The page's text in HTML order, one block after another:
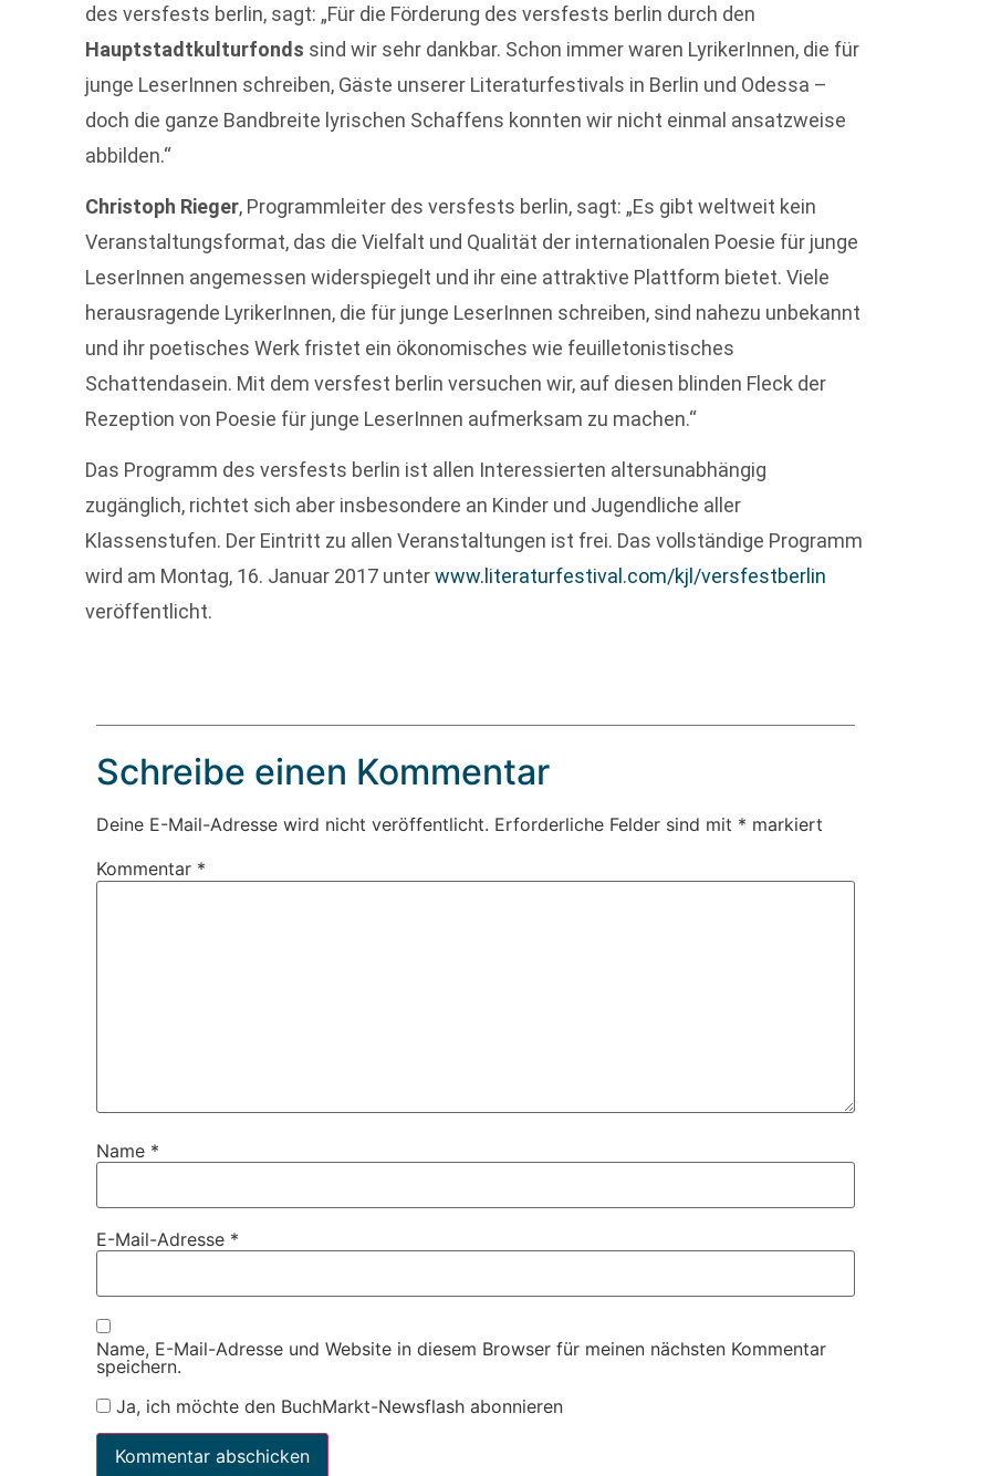
des versfests berlin, sagt: „Für die Förderung des versfests berlin durch den
Hauptstadtkulturfonds sind wir sehr dankbar. Schon immer waren LyrikerInnen, die für
junge LeserInnen schreiben, Gäste unserer Literaturfestivals in Berlin und Odessa –
doch die ganze Bandbreite lyrischen Schaffens konnten wir nicht einmal ansatzweise
abbilden.“
Christoph Rieger, Programmleiter des versfests berlin, sagt: „Es gibt weltweit kein
Veranstaltungsformat, das die Vielfalt und Qualität der internationalen Poesie für junge
LeserInnen angemessen widerspiegelt und ihr eine attraktive Plattform bietet. Viele
herausragende LyrikerInnen, die für junge LeserInnen schreiben, sind nahezu unbekannt
und ihr poetisches Werk fristet ein ökonomisches wie feuilletonistisches
Schattendasein. Mit dem versfest berlin versuchen wir, auf diesen blinden Fleck der
Rezeption von Poesie für junge LeserInnen aufmerksam zu machen.“
Das Programm des versfests berlin ist allen Interessierten altersunabhängig
zugänglich, richtet sich aber insbesondere an Kinder und Jugendliche aller
Klassenstufen. Der Eintritt zu allen Veranstaltungen ist frei. Das vollständige Programm
wird am Montag, 16. Januar 2017 unterwww.literaturfestival.com/kjl/versfestberlin
veröffentlicht.
Schreibe einen Kommentar
Deine E-Mail-Adresse wird nicht veröffentlicht. Erforderliche Felder sind mit * markiert
Kommentar *
Name *
E-Mail-Adresse *
Name, E-Mail-Adresse und Website in diesem Browser für meinen nächsten Kommentar
speichern.
Ja, ich möchte den BuchMarkt-Newsflash abonnieren